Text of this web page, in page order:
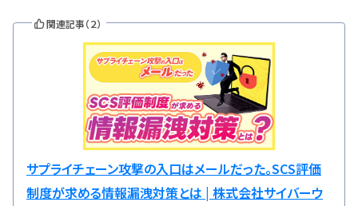
関連記事（２）
サプライチェーン攻撃の入口はメールだった。SCS評価
制度が求める情報漏洩対策とは | 株式会社サイバーウ